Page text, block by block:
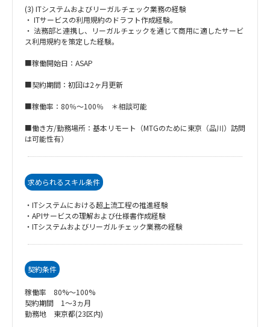
(3) ITシステムおよびリーガルチェック業務の経験
・ ITサービスの利用規約のドラフト作成経験。
・ 法務部と連携し、リーガルチェックを通じて商用に適したサービ
ス利用規約を策定した経験。
■稼働開始日：ASAP
■契約期間：初回は2ヶ月更新
■稼働率：80％～100％ ＊相談可能
■働き方/勤務場所：基本リモート（MTGのために東京（品川）訪問
は可能性有）
求められるスキル条件
・ITシステムにおける超上流工程の推進経験
・APIサービスの理解および仕様書作成経験
・ITシステムおよびリーガルチェック業務の経験
契約条件
稼働率 80%～100%
契約期間 1～3ヵ月
勤務地 東京都(23区内)